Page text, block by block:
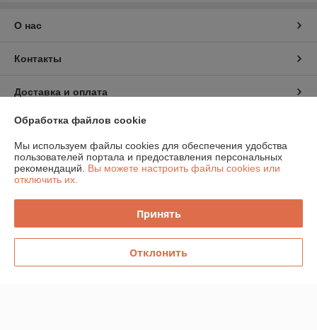
О нас
Контакты
Доставка и оплата
График работы
Полная версия сайта
Сайт создан на платформе Deal.by
Обработка файлов cookie
Мы используем файлы cookies для обеспечения удобства
пользователей портала и предоставления персональных
рекомендаций. Вы можете настроить файлы cookies или
отключить их.
Принять
Отклонить